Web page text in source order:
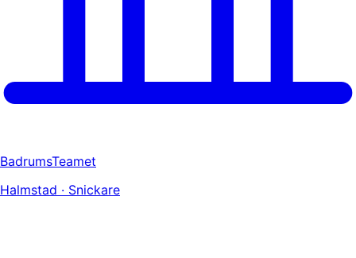
BadrumsTeamet
Halmstad · Snickare